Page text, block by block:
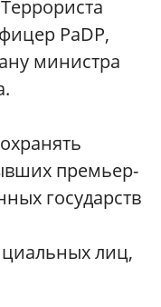
PaDP,
министра
премьер-
государств
лиц,